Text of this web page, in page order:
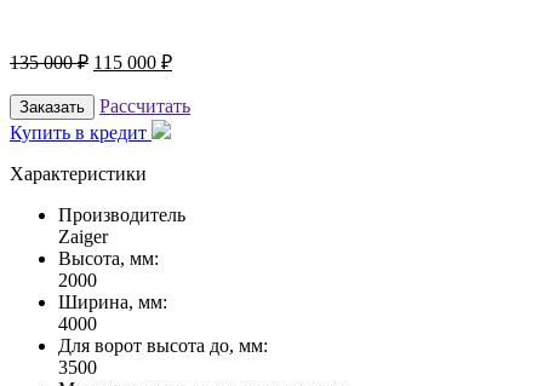
135 000₽ 115 000 ₽
Заказать
Рассчитать
Купить в кредит
Характеристики
Производитель
Zaiger
Высота, мм:
2000
Ширина, мм:
4000
Для ворот высота до, мм:
3500